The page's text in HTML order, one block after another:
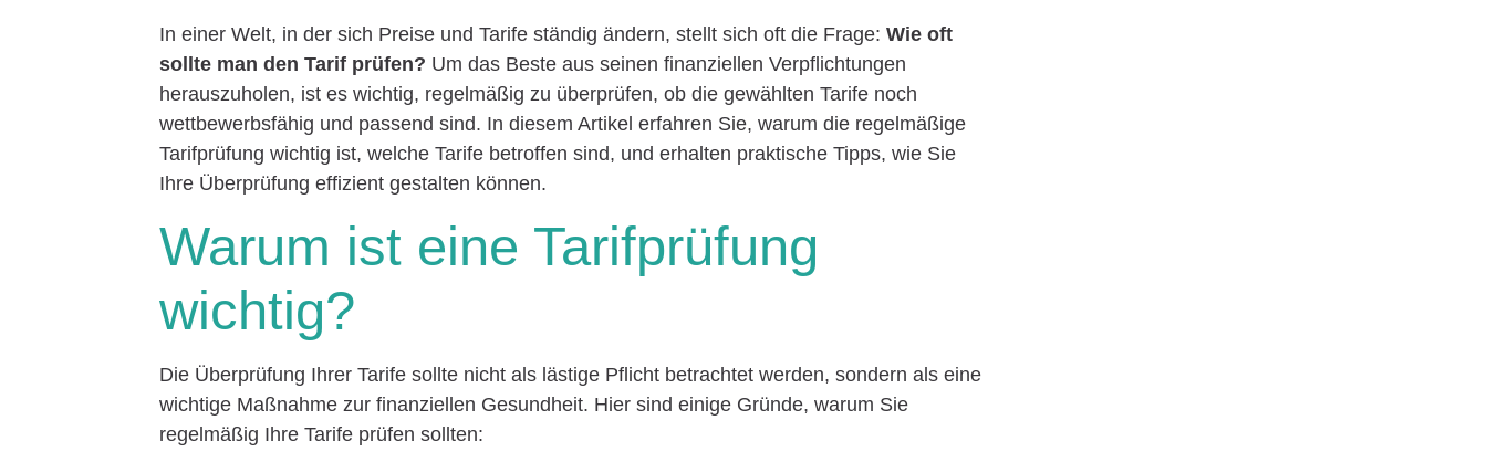
In einer Welt, in der sich Preise und Tarife ständig ändern, stellt sich oft die Frage:Wie oft
sollte man den Tarif prüfen? Um das Beste aus seinen finanziellen Verpflichtungen
herauszuholen, ist es wichtig, regelmäßig zu überprüfen, ob die gewählten Tarife noch
wettbewerbsfähig und passend sind. In diesem Artikel erfahren Sie, warum die regelmäßige
Tarifprüfung wichtig ist, welche Tarife betroffen sind, und erhalten praktische Tipps, wie Sie
Ihre Überprüfung effizient gestalten können.
Warum ist eine Tarifprüfung
wichtig?
Die Überprüfung Ihrer Tarife sollte nicht als lästige Pflicht betrachtet werden, sondern als eine
wichtige Maßnahme zur finanziellen Gesundheit. Hier sind einige Gründe, warum Sie
regelmäßig Ihre Tarife prüfen sollten: